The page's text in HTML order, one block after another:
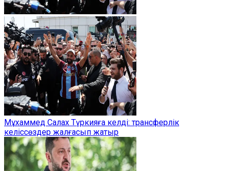
Мұхаммед Салах Түркияға келді: трансферлік
келіссөздер жалғасып жатыр